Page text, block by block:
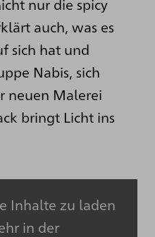
nur die spicy
auch, was es
sich hat und
Nabis, sich
neuen Malerei
bringt Licht ins
Inhalte zu laden
in der